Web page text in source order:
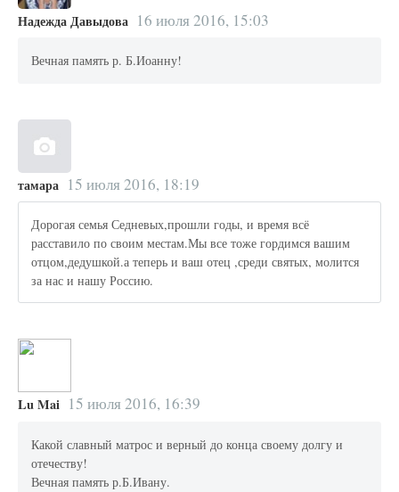
Надежда Давыдова 16 июля 2016, 15:03
Вечная память р. Б.Иоанну!
тамара 15 июля 2016, 18:19
Дорогая семья Седневых,прошли годы, и время всё
расставило по своим местам.Мы все тоже гордимся вашим
отцом,дедушкой.а теперь и ваш отец ,среди святых, молится
за нас и нашу Россию.
Lu Mai 15 июля 2016, 16:39
Какой славный матрос и верный до конца своему долгу и
отечеству!
Вечная память р.Б.Ивану.